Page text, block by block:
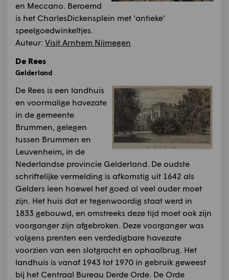
en Meccano. Beroemd
is het CharlesDickensplein met 'antieke'
speelgoedwinkeltjes.
Auteur: Visit Arnhem Nijmegen
De Rees
Gelderland
De Rees is een landhuis
en voormalige havezate
in de gemeente
Brummen, gelegen
tussen Brummen en
Leuvenheim, in de
Nederlandse provincie Gelderland. De oudste
schriftelijke vermelding is afkomstig uit 1642 als
Gelders leen hoewel het goed al veel ouder moet
zijn. Het huis dat er tegenwoordig staat werd in
1833 gebouwd, en omstreeks deze tijd moet ook zijn
voorganger zijn afgebroken. Deze voorganger was
volgens prenten een verdedigbare havezate
voorzien van een slotgracht en ophaalbrug. Het
landhuis is vanaf 1943 tot 1970 in gebruik geweest
bij het Centraal Bureau Derde Orde. De Orde